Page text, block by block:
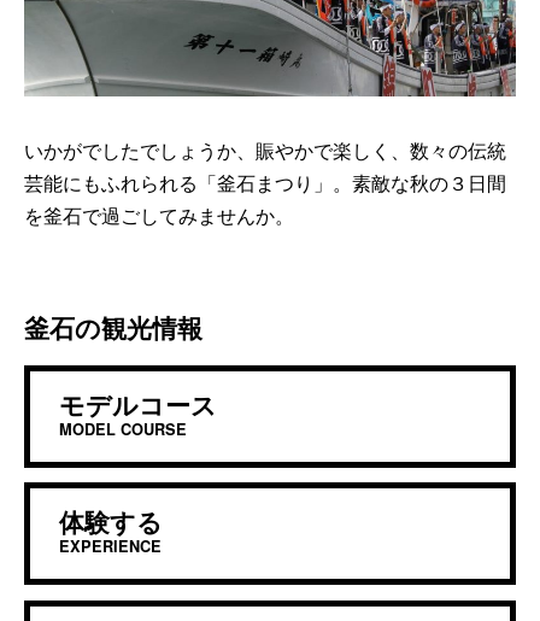
いかがでしたでしょうか、賑やかで楽しく、数々の伝統
芸能にもふれられる「釜石まつり」。素敵な秋の３日間
を釜石で過ごしてみませんか。
釜石の観光情報
モデルコース
MODEL COURSE
体験する
EXPERIENCE